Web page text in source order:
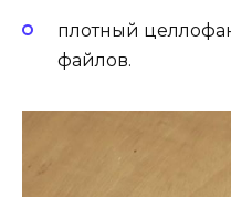
плотный
файлов.